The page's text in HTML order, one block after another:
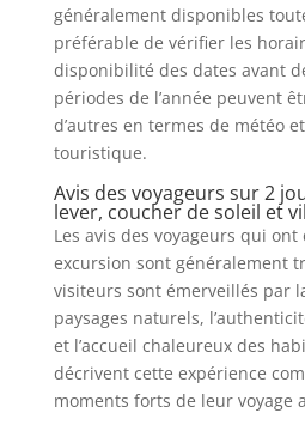
généralement disponibles
préférable de vérifier les
disponibilité des dates avant
périodes de l’année peuvent
d’autres en termes de météo
touristique.
Avis des voyageurs sur 2
lever, coucher de soleil et
Les avis des voyageurs qui
excursion sont généralement
visiteurs sont émerveillés par
paysages naturels,
et l’accueil chaleureux des
décrivent cette expérience
moments forts de leur voyage